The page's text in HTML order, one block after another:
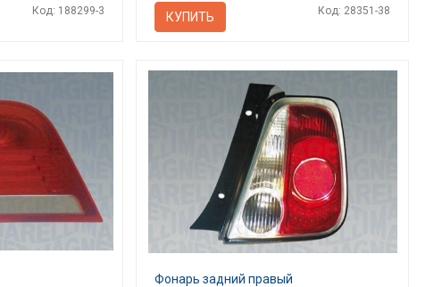
Код: 188299-3 КУПИТЬ Код: 28351-38
Фонарь задний правый